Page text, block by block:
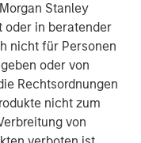
Stanley
oder in beratender
nicht für Personen
oder von
Rechtsordnungen
nicht zum
von
behind
hinter den